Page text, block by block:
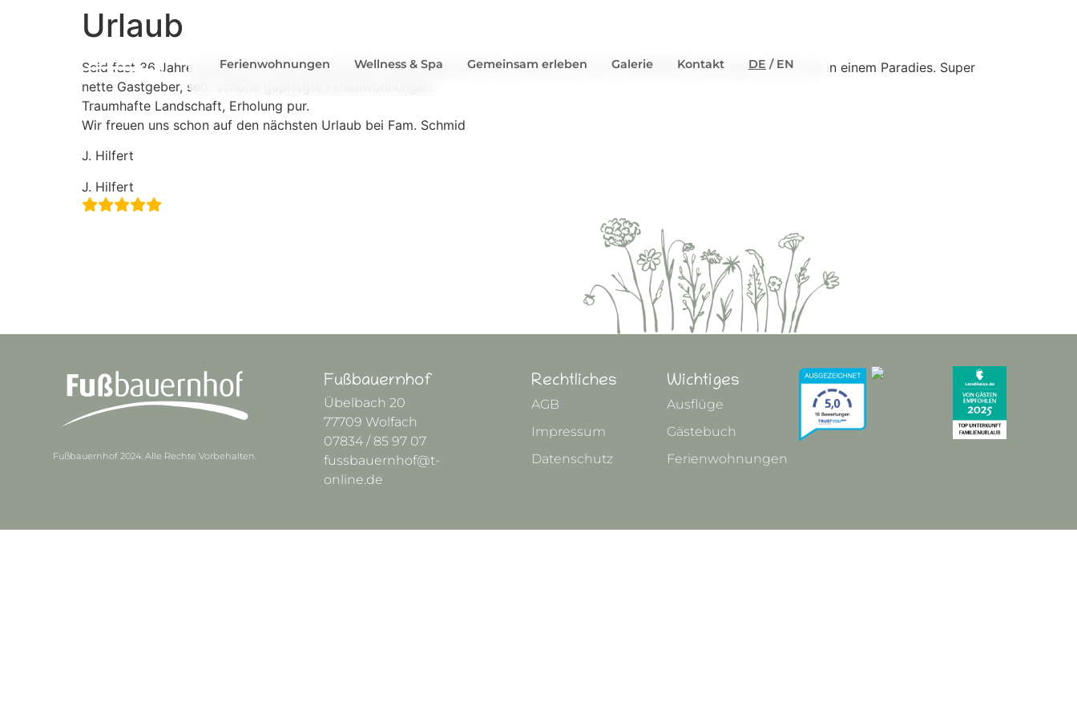
Ferienwohnungen Wellness & Spa Gemeinsam erleben Galerie Kontakt DE / EN
Urlaub
Seid fast 36 Jahre dürfen wir schon die schönen Urlaubstage bei Fam. Schmid auf dem Fussbühlhof verbringen. Es ist wie in einem Paradies. Super
nette Gastgeber, sehr schöne gepflegte Ferienwohnungen.
Traumhafte Landschaft, Erholung pur.
Wir freuen uns schon auf den nächsten Urlaub bei Fam. Schmid
J. Hilfert
J. Hilfert
Fußbauernhof 2024. Alle Rechte Vorbehalten.
Fußbauernhof
Übelbach 20
77709 Wolfach
07834 / 85 97 07
fussbauernhof@t-
online.de
Rechtliches
AGB
Impressum
Datenschutz
Wichtiges
Ausflüge
Gästebuch
Ferienwohnungen